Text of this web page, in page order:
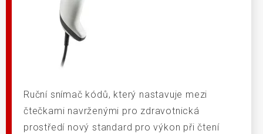
Ruční snímač kódů, který nastavuje mezi
čtečkami navrženými pro zdravotnická
prostředí nový standard pro výkon při čtení